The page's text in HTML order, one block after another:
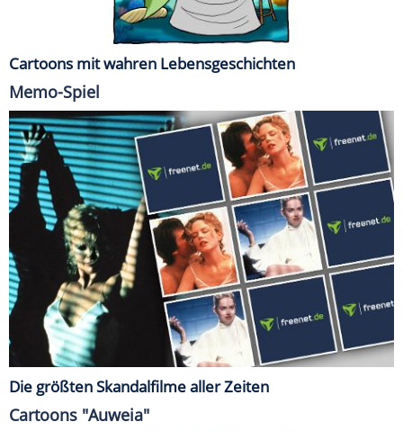
Cartoons mit wahren Lebensgeschichten
Memo-Spiel
Die größten Skandalfilme aller Zeiten
Cartoons "Auweia"